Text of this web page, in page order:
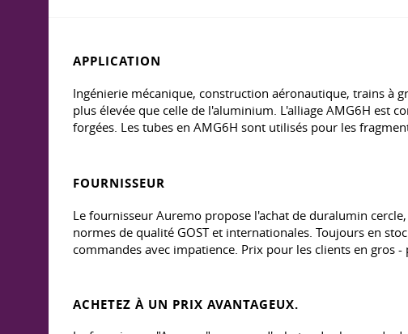
APPLICATION
Ingénierie mécanique, construction aéronautique, trains à
plus élevée que celle de l'aluminium. L'alliage AMG6H est
forgées. Les tubes en AMG6H sont utilisés pour les
FOURNISSEUR
Le fournisseur Auremo propose l'achat de duralumin
normes de qualité GOST et internationales. Toujours en
commandes avec impatience. Prix pour les clients en gros -
ACHETEZ À UN PRIX AVANTAGEUX.